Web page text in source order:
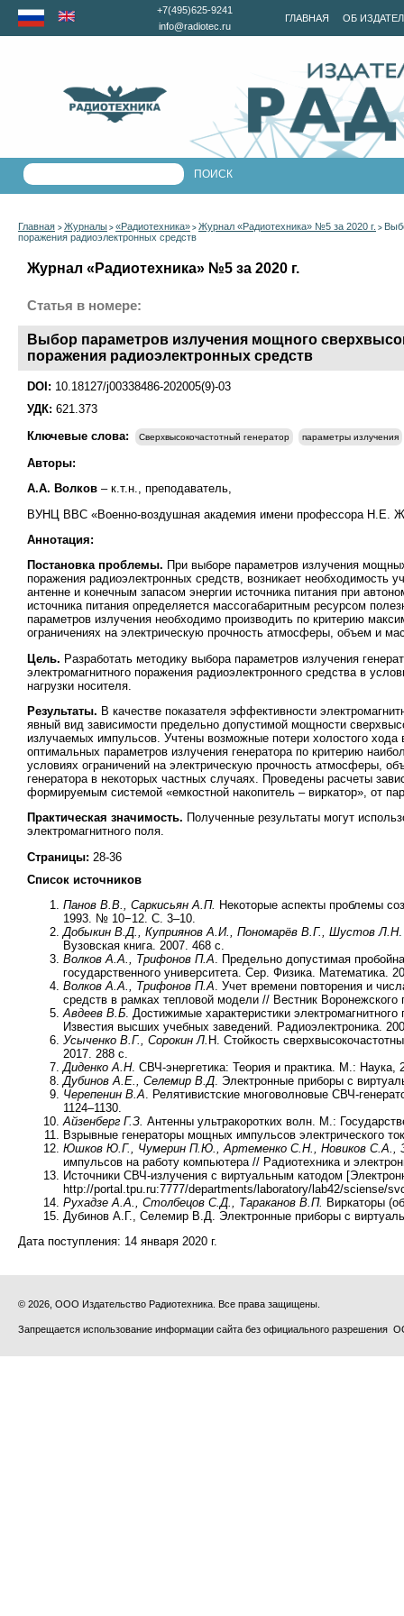
ГЛАВНАЯ ОБ
+7(495)625-9241
info@radiotec.ru
Главная > Журналы > «Радиотехника» > Журнал «Радиотехника» №5 за 2020 г. >
поражения радиоэлектронных средств
Журнал «Радиотехника» №5 за 2020 г.
Статья в номере:
Выбор параметров излучения мощного
поражения радиоэлектронных средств
DOI: 10.18127/j00338486-202005(9)-03
УДК: 621.373
Ключевые слова:
Сверхвысокочастотный генератор параметры излучения
Авторы:
А.А. Волков – к.т.н., преподаватель,
ВУНЦ ВВС «Военно-воздушная академия имени профессора Н.Е.
Аннотация:
Постановка проблемы. При выборе параметров излучения
поражения радиоэлектронных средств, возникает необходимость
антенне и конечным запасом энергии источника питания при
источника питания определяется массогабаритным ресурсом
параметров излучения необходимо производить по критерию
ограничениях на электрическую прочность атмосферы, объем и
Цель. Разработать методику выбора параметров излучения
электромагнитного поражения радиоэлектронного средства в
нагрузки носителя.
Результаты. В качестве показателя эффективности
явный вид зависимости предельно допустимой мощности
излучаемых импульсов. Учтены возможные потери холостого хода
оптимальных параметров излучения генератора по критерию
условиях ограничений на электрическую прочность атмосферы,
генератора в некоторых частных случаях. Проведены расчеты
формируемым системой «емкостной накопитель – виркатор», от
Практическая значимость. Полученные результаты могут
электромагнитного поля.
Страницы: 28-36
Список источников
Панов В.В., Саркисьян А.П. Некоторые аспекты проблемы
1993. № 10−12. C. 3–10.
Добыкин В.Д., Куприянов А.И., Пономарёв В.Г., Шустов Л.Н.
Вузовская книга. 2007. 468 с.
Волков А.А., Трифонов П.А . Предельно допустимая
государственного университета. Сер. Физика. Математика.
Волков А.А., Трифонов П.А . Учет времени повторения и
средств в рамках тепловой модели // Вестник
Авдеев В.Б . Достижимые характеристики
Известия высших учебных заведений. Радиоэлектроника.
Усыченко В.Г., Сорокин Л. Н. Стойкость
2017. 288 с.
Диденко А.Н. СВЧ-энергетика: Теория и практика. М.: Наука,
Дубинов А.Е., Селемир В.Д . Электронные приборы с
Черепенин В.А . Релятивистские многоволновые СВЧ-
1124–1130.
Айзенберг Г.З. Антенны ультракоротких волн. М.:
Взрывные генераторы мощных импульсов электрического
Юшков Ю.Г., Чумерин П.Ю., Артеменко С.Н., Новиков С.А.,
импульсов на работу компьютера // Радиотехника и
Источники СВЧ-излучения с виртуальным катодом
http://portal.tpu.ru:7777/departments/laboratory/lab42/sciense/
Рухадзе А.А., Столбецов С.Д., Тараканов В.П. Виркаторы
Дубинов А.Г., Селемир В.Д. Электронные приборы с
Дата поступления: 14 января 2020 г.
© 2026, ООО Издательство Радиотехника. Все права защищены.
Запрещается использование информации сайта без официального разрешения